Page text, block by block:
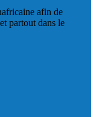
afin de
partout dans le